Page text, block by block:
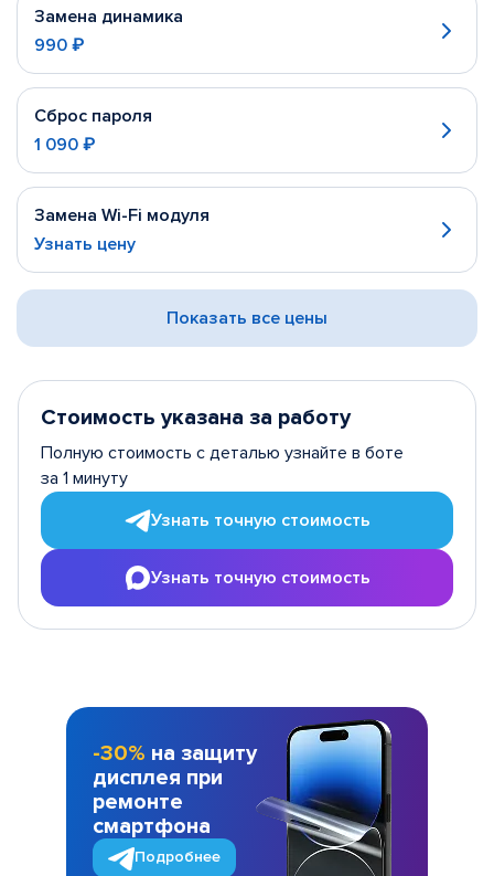
Замена динамика
990 ₽
Сброс пароля
1 090 ₽
Замена Wi-Fi модуля
Узнать цену
Показать все цены
Стоимость указана за работу
Полную стоимость с деталью узнайте в боте
за 1 минуту
Узнать точную стоимость
Узнать точную стоимость
-30% на защиту
дисплея при
ремонте
смартфона
Подробнее